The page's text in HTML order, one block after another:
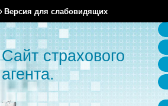
Версия для слабовидящих
Сайт страхового
агента.